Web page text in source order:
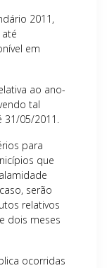
2011,
em
ao ano-
tal
31/05/2011.
para
que
serão
relativos
dois meses
ocorridas